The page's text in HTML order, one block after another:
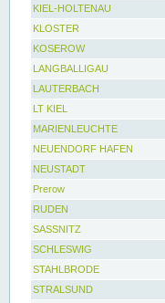
KIEL-HOLTENAU
KLOSTER
KOSEROW
LANGBALLIGAU
LAUTERBACH
LT KIEL
MARIENLEUCHTE
NEUENDORF HAFEN
NEUSTADT
Prerow
RUDEN
SASSNITZ
SCHLESWIG
STAHLBRODE
STRALSUND